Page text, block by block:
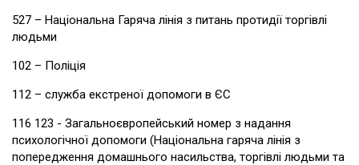
527 – Національна Гаряча лінія з питань протидії торгівлі
людьми
102 – Поліція
112 – служба екстреної допомоги в ЄС
116 123 - Загальноєвропейський номер з надання
психологічної допомоги (Національна гаряча лінія з
попередження домашнього насильства, торгівлі людьми та